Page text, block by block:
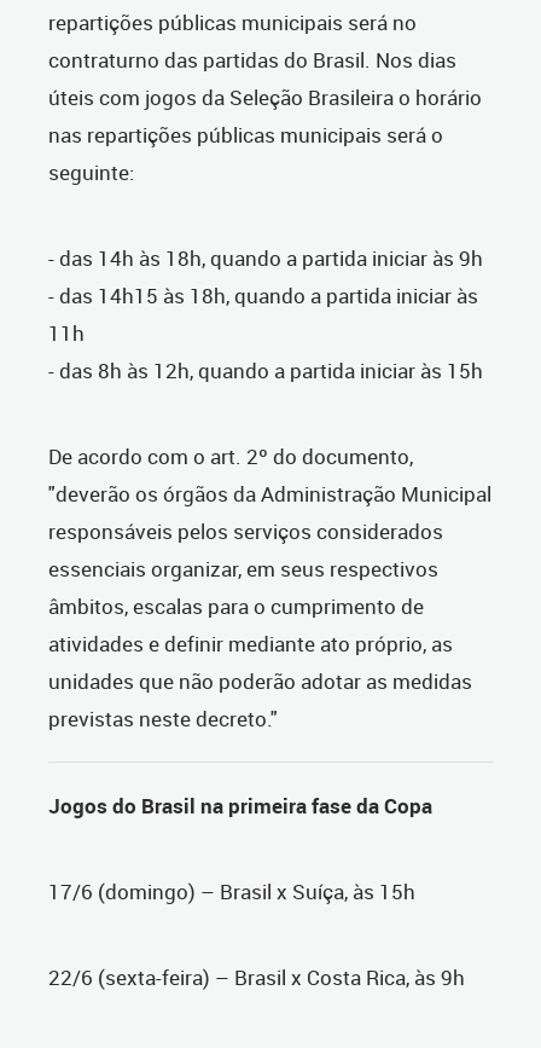
repartições públicas municipais será no
contraturno das partidas do Brasil. Nos dias
úteis com jogos da Seleção Brasileira o horário
nas repartições públicas municipais será o
seguinte:
- das 14h às 18h, quando a partida iniciar às 9h
- das 14h15 às 18h, quando a partida iniciar às
11h
- das 8h às 12h, quando a partida iniciar às 15h
De acordo com o art. 2º do documento,
"deverão os órgãos da Administração Municipal
responsáveis pelos serviços considerados
essenciais organizar, em seus respectivos
âmbitos, escalas para o cumprimento de
atividades e definir mediante ato próprio, as
unidades que não poderão adotar as medidas
previstas neste decreto."
Jogos do Brasil na primeira fase da Copa
17/6 (domingo) – Brasil x Suíça, às 15h
22/6 (sexta-feira) – Brasil x Costa Rica, às 9h